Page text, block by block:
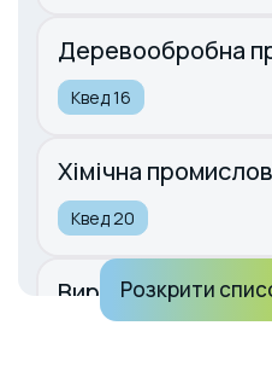
Деревообробна
Квед 16
Хімічна
Квед 20
Виробництво
пластмасових
Розкрити